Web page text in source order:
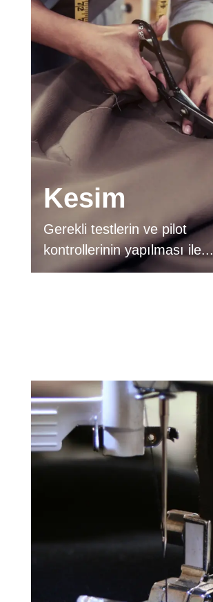
Kesim
Gerekli testlerin ve pilot
kontrollerinin yapılması ile...